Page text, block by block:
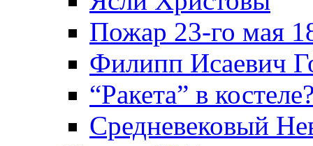
Пожар 23-го мая
Филипп Исаевич
“Ракета” в
Средневековый